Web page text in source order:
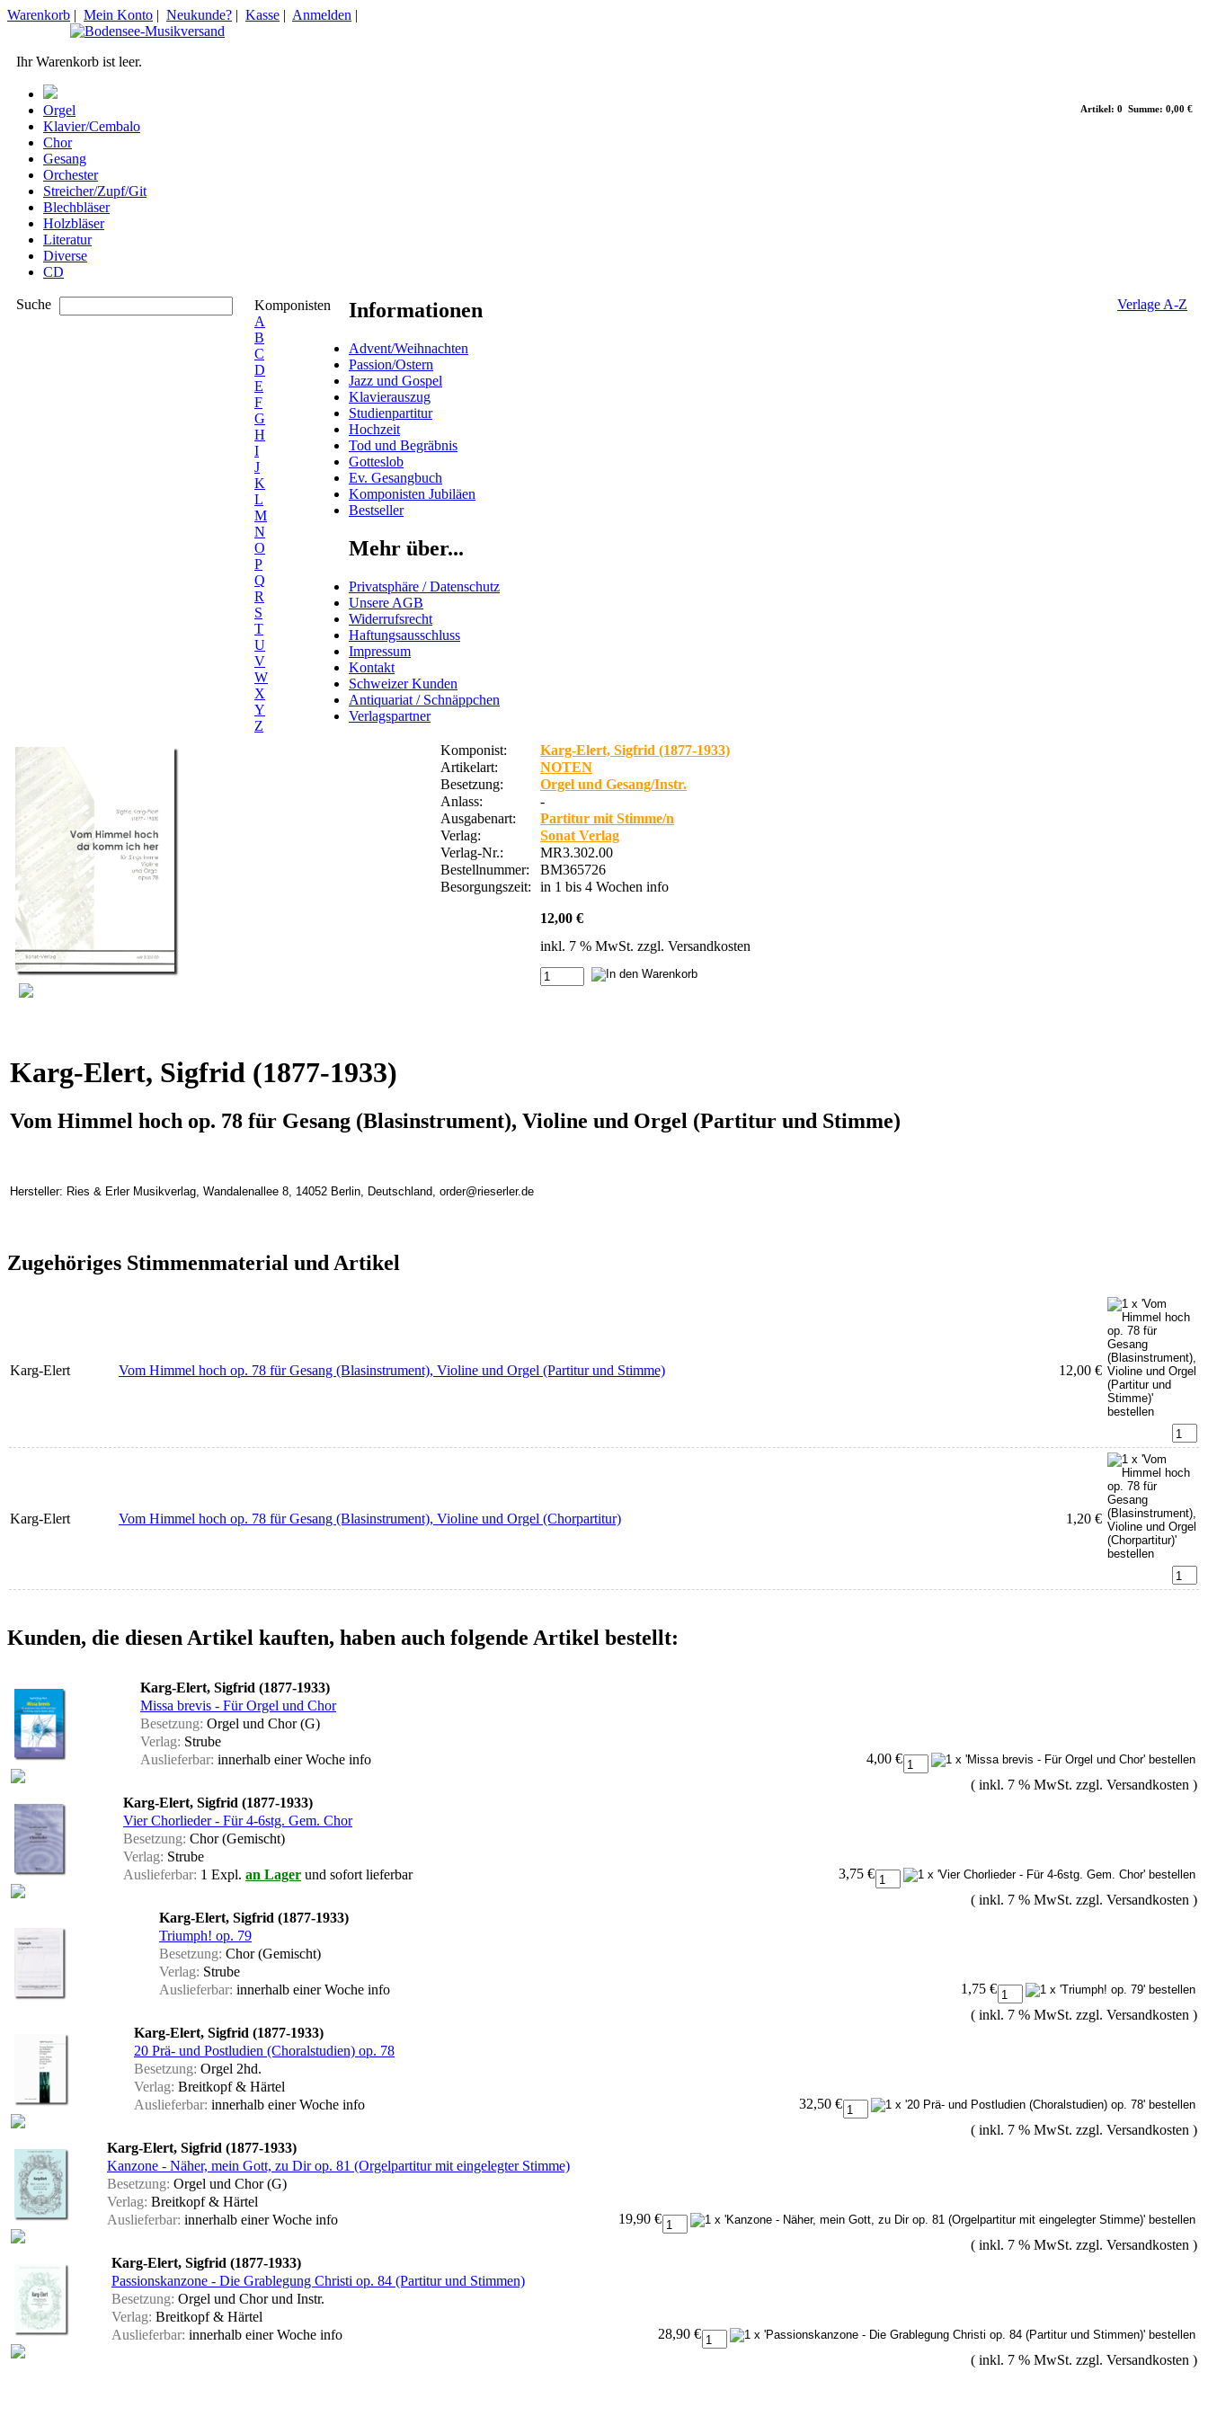
Artikel: 0 Summe: 0,00 €
Warenkorb | Mein Konto | Neukunde? | Kasse | Anmelden |
Ihr Warenkorb ist leer.
Orgel
Klavier/Cembalo
Chor
Gesang
Orchester
Streicher/Zupf/Git
Blechbläser
Holzbläser
Literatur
Diverse
CD
Suche
Komponisten
A
B
C
D
E
F
G
H
I
J
K
L
M
N
O
P
Q
R
S
T
U
V
W
X
Y
Z
Verlage A-Z
Informationen
Advent/Weihnachten
Passion/Ostern
Jazz und Gospel
Klavierauszug
Studienpartitur
Hochzeit
Tod und Begräbnis
Gotteslob
Ev. Gesangbuch
Komponisten Jubiläen
Bestseller
Mehr über...
Privatsphäre / Datenschutz
Unsere AGB
Widerrufsrecht
Haftungsausschluss
Impressum
Kontakt
Schweizer Kunden
Antiquariat / Schnäppchen
Verlagspartner
Komponist:
Karg-Elert, Sigfrid (1877-1933)
Artikelart:
NOTEN
Besetzung:
Orgel und Gesang/Instr.
Anlass:
-
Ausgabenart:
Partitur mit Stimme/n
Verlag:
Sonat Verlag
Verlag-Nr.:
MR3.302.00
Bestellnummer:
BM365726
Besorgungszeit:
in 1 bis 4 Wochen info
12,00 €
inkl. 7 % MwSt. zzgl. Versandkosten
Karg-Elert, Sigfrid (1877-1933)
Vom Himmel hoch op. 78 für Gesang (Blasinstrument), Violine und Orgel (Partitur und Stimme)
Hersteller: Ries & Erler Musikverlag, Wandalenallee 8, 14052 Berlin, Deutschland, order@rieserler.de
Zugehöriges Stimmenmaterial und Artikel
Karg-Elert Vom Himmel hoch op. 78 für Gesang (Blasinstrument), Violine und Orgel (Partitur und Stimme) 12,00 €
Karg-Elert Vom Himmel hoch op. 78 für Gesang (Blasinstrument), Violine und Orgel (Chorpartitur) 1,20 €
Kunden, die diesen Artikel kauften, haben auch folgende Artikel bestellt:
Karg-Elert, Sigfrid (1877-1933)
Missa brevis - Für Orgel und Chor
Besetzung: Orgel und Chor (G)
Verlag: Strube
Auslieferbar: innerhalb einer Woche info
4,00 €
( inkl. 7 % MwSt. zzgl. Versandkosten )
Karg-Elert, Sigfrid (1877-1933)
Vier Chorlieder - Für 4-6stg. Gem. Chor
Besetzung: Chor (Gemischt)
Verlag: Strube
Auslieferbar: 1 Expl. an Lager und sofort lieferbar
3,75 €
( inkl. 7 % MwSt. zzgl. Versandkosten )
Karg-Elert, Sigfrid (1877-1933)
Triumph! op. 79
Besetzung: Chor (Gemischt)
Verlag: Strube
Auslieferbar: innerhalb einer Woche info
1,75 €
( inkl. 7 % MwSt. zzgl. Versandkosten )
Karg-Elert, Sigfrid (1877-1933)
20 Prä- und Postludien (Choralstudien) op. 78
Besetzung: Orgel 2hd.
Verlag: Breitkopf & Härtel
Auslieferbar: innerhalb einer Woche info
32,50 €
( inkl. 7 % MwSt. zzgl. Versandkosten )
Karg-Elert, Sigfrid (1877-1933)
Kanzone - Näher, mein Gott, zu Dir op. 81 (Orgelpartitur mit eingelegter Stimme)
Besetzung: Orgel und Chor (G)
Verlag: Breitkopf & Härtel
Auslieferbar: innerhalb einer Woche info
19,90 €
( inkl. 7 % MwSt. zzgl. Versandkosten )
Karg-Elert, Sigfrid (1877-1933)
Passionskanzone - Die Grablegung Christi op. 84 (Partitur und Stimmen)
Besetzung: Orgel und Chor und Instr.
Verlag: Breitkopf & Härtel
Auslieferbar: innerhalb einer Woche info
28,90 €
( inkl. 7 % MwSt. zzgl. Versandkosten )